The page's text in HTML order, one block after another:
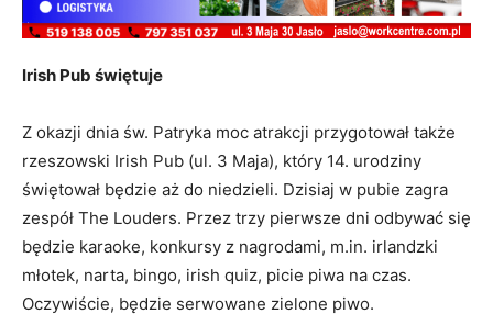
Irish Pub świętuje
Z okazji dnia św. Patryka moc atrakcji przygotował także
rzeszowski Irish Pub (ul. 3 Maja), który 14. urodziny
świętował będzie aż do niedzieli. Dzisiaj w pubie zagra
zespół The Louders. Przez trzy pierwsze dni odbywać się
będzie karaoke, konkursy z nagrodami, m.in. irlandzki
młotek, narta, bingo, irish quiz, picie piwa na czas.
Oczywiście, będzie serwowane zielone piwo.